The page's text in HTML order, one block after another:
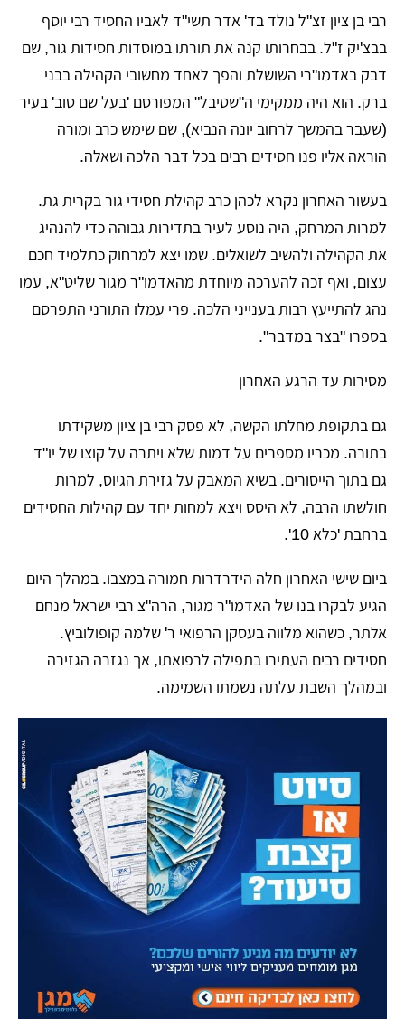
​רבי בן ציון זצ"ל נולד בד' אדר תשי"ד לאביו החסיד רבי יוסף
בבצ'יק ז"ל. בבחרותו קנה את תורתו במוסדות חסידות גור, שם
דבק באדמו"רי השושלת והפך לאחד מחשובי הקהילה בבני
ברק. הוא היה ממקימי ה"שטיבל" המפורסם 'בעל שם טוב' בעיר
(שעבר בהמשך לרחוב יונה הנביא), שם שימש כרב ומורה
הוראה אליו פנו חסידים רבים בכל דבר הלכה ושאלה.
​בעשור האחרון נקרא לכהן כרב קהילת חסידי גור בקרית גת.
למרות המרחק, היה נוסע לעיר בתדירות גבוהה כדי להנהיג
את הקהילה ולהשיב לשואלים. שמו יצא למרחוק כתלמיד חכם
עצום, ואף זכה להערכה מיוחדת מהאדמו"ר מגור שליט"א, עמו
נהג להתייעץ רבות בענייני הלכה. פרי עמלו התורני התפרסם
בספרו "בצר במדבר".
​מסירות עד הרגע האחרון
​גם בתקופת מחלתו הקשה, לא פסק רבי בן ציון משקידתו
בתורה. מכריו מספרים על דמות שלא ויתרה על קוצו של יו"ד
גם בתוך הייסורים. בשיא המאבק על גזירת הגיוס, למרות
חולשתו הרבה, לא היסס ויצא למחות יחד עם קהילות החסידים
ברחבת 'כלא 10'.
​ביום שישי האחרון חלה הידרדרות חמורה במצבו. במהלך היום
הגיע לבקרו בנו של האדמו"ר מגור, הרה"צ רבי ישראל מנחם
אלתר, כשהוא מלווה בעסקן הרפואי ר' שלמה קופולוביץ.
חסידים רבים העתירו בתפילה לרפואתו, אך נגזרה הגזירה
ובמהלך השבת עלתה נשמתו השמימה.